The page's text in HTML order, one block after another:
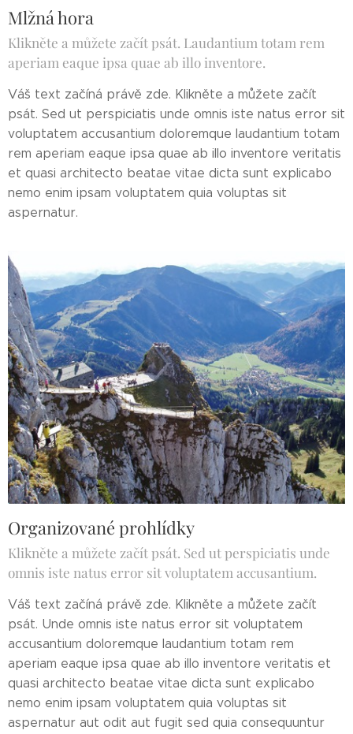
Mlžná hora
Klikněte a můžete začít psát. Laudantium totam rem
aperiam eaque ipsa quae ab illo inventore.
Váš text začíná právě zde. Klikněte a můžete začít
psát. Sed ut perspiciatis unde omnis iste natus error sit
voluptatem accusantium doloremque laudantium totam
rem aperiam eaque ipsa quae ab illo inventore veritatis
et quasi architecto beatae vitae dicta sunt explicabo
nemo enim ipsam voluptatem quia voluptas sit
aspernatur.
Organizované prohlídky
Klikněte a můžete začít psát. Sed ut perspiciatis unde
omnis iste natus error sit voluptatem accusantium.
Váš text začíná právě zde. Klikněte a můžete začít
psát. Unde omnis iste natus error sit voluptatem
accusantium doloremque laudantium totam rem
aperiam eaque ipsa quae ab illo inventore veritatis et
quasi architecto beatae vitae dicta sunt explicabo
nemo enim ipsam voluptatem quia voluptas sit
aspernatur aut odit aut fugit sed quia consequuntur